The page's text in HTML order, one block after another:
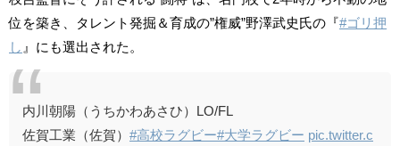
位を築き、タレント発掘＆育成の”権威”野澤武史氏の『#ゴリ押
し 』にも選出された。
内川朝陽（うちかわあさひ）LO/FL
佐賀工業（佐賀） #高校ラグビー#大学ラグビー pic.twitter.c